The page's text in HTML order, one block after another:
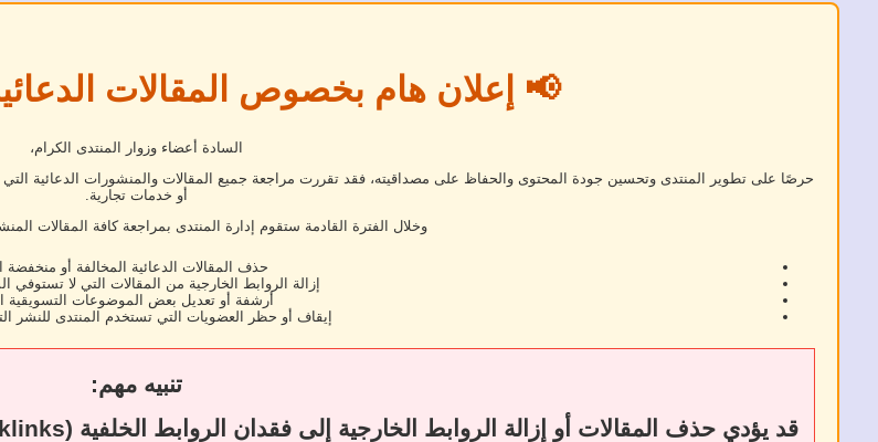
📢 إعلان هام بخصوص المقالات
السادة أعضاء وزوار المنتدى الكرام،
حرصًا على تطوير المنتدى وتحسين جودة المحتوى والحفاظ على مصداقيته، فقد تقررت مراجعة جميع المقالات والمنشورات الدعائية
أو خدمات تجارية.
وخلال الفترة القادمة ستقوم إدارة المنتدى بمراجعة كافة المقالات
حذف المقالات الدعائية المخالفة أو منخفضة
إزالة الروابط الخارجية من المقالات التي لا تستوفي
أرشفة أو تعديل بعض الموضوعات التسويقية
إيقاف أو حظر العضويات التي تستخدم المنتدى للنشر
تنبيه مهم: